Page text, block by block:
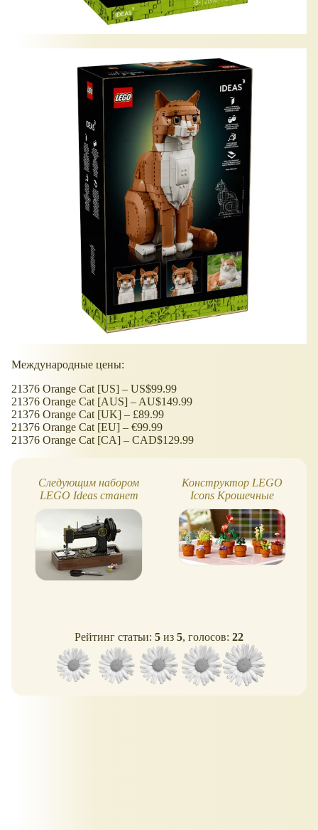
Международные цены:
21376 Orange Cat [US] – US$99.99
21376 Orange Cat [AUS] – AU$149.99
21376 Orange Cat [UK] – £89.99
21376 Orange Cat [EU] – €99.99
21376 Orange Cat [CA] – CAD$129.99
Следующим набором
LEGO Ideas станет
винтажная швейная
машинка!
Конструктор LEGO
Icons Крошечные
растения: 9 штук в
одном наборе!
Рейтинг статьи: 5 из 5, голосов: 22